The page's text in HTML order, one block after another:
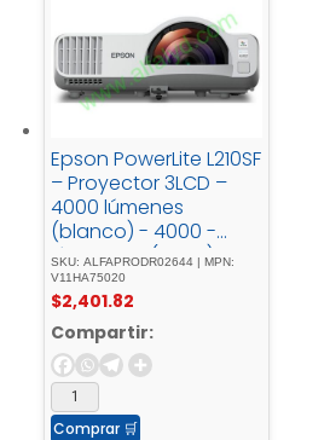
Epson PowerLite L210SF
– Proyector 3LCD –
4000 lúmenes
(blanco) - 4000 -
lúmenes - (color)Full -
HD - (1920 - x -
1080)1080pIEE -
802.11a/b/g/n/ac -
inalámbrico/LAN/Mira
cast
SKU: ALFAPRODR02644 | MPN:
V11HA75020
$2,401.82
Compartir:
Comprar 🛒